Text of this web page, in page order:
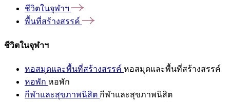
ชีวิตในจุฬาฯ
พื้นที่สร้างสรรค์
ชีวิตในจุฬาฯ
หอสมุดและพื้นที่สร้างสรรค์ หอสมุดและพื้นที่สร้างสรรค์
หอพัก หอพัก
กีฬาและสุขภาพนิสิต กีฬาและสุขภาพนิสิต